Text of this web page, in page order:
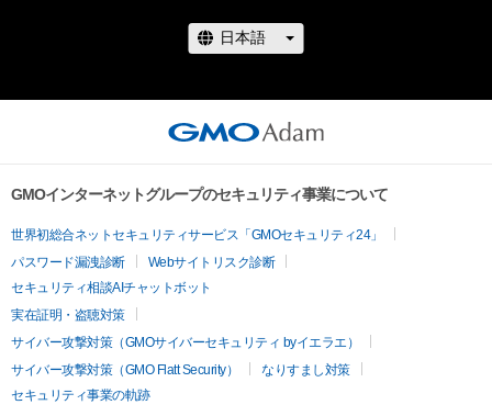
even been a guest lecturer at Japanese universities on the
Twitch→mikey_maeda
GMOインターネットグループのセキュリティ事業について
世界初総合ネットセキュリティサービス「GMOセキュリティ24」
パスワード漏洩診断
Webサイトリスク診断
セキュリティ相談AIチャットボット
実在証明・盗聴対策
サイバー攻撃対策（GMOサイバーセキュリティ byイエラエ）
サイバー攻撃対策（GMO Flatt Security）
なりすまし対策
セキュリティ事業の軌跡